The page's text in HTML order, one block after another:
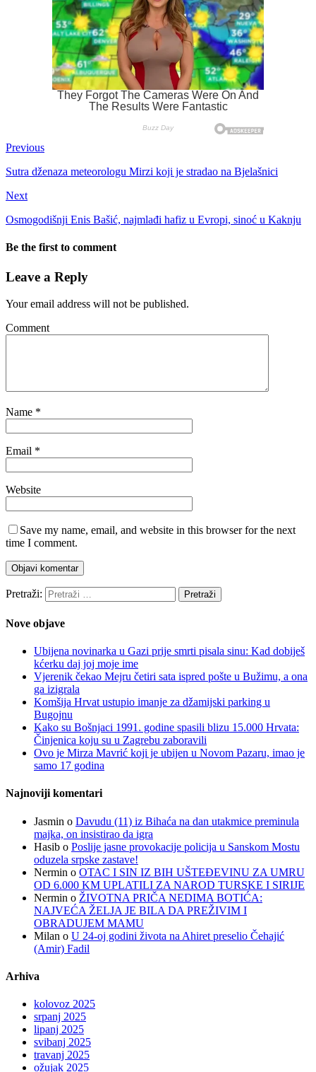
Previous
Sutra dženaza meteorologu Mirzi koji je stradao na Bjelašnici
Next
Osmogodišnji Enis Bašić, najmlađi hafiz u Evropi, sinoć u Kaknju
Be the first to comment
Leave a Reply
Your email address will not be published.
Comment
Name *
Email *
Website
Save my name, email, and website in this browser for the next
time I comment.
Pretraži:
Nove objave
Ubijena novinarka u Gazi prije smrti pisala sinu: Kad dobiješ
kćerku daj joj moje ime
Vjerenik čekao Mejru četiri sata ispred pošte u Bužimu, a ona
ga izigrala
Komšija Hrvat ustupio imanje za džamijski parking u
Bugojnu
Kako su Bošnjaci 1991. godine spasili blizu 15.000 Hrvata:
Činjenica koju su u Zagrebu zaboravili
Ovo je Mirza Mavrić koji je ubijen u Novom Pazaru, imao je
samo 17 godina
Najnoviji komentari
Jasmin o Davudu (11) iz Bihaća na dan utakmice preminula
majka, on insistirao da igra
Hasib o Poslije jasne provokacije policija u Sanskom Mostu
oduzela srpske zastave!
Nermin o OTAC I SIN IZ BIH UŠTEĐEVINU ZA UMRU
OD 6.000 KM UPLATILI ZA NAROD TURSKE I SIRIJE
Nermin o ŽIVOTNA PRIČA NEDIMA BOTIĆA:
NAJVEĆA ŽELJA JE BILA DA PREŽIVIM I
OBRADUJEM MAMU
Milan o U 24-oj godini života na Ahiret preselio Čehajić
(Amir) Fadil
Arhiva
kolovoz 2025
srpanj 2025
lipanj 2025
svibanj 2025
travanj 2025
ožujak 2025